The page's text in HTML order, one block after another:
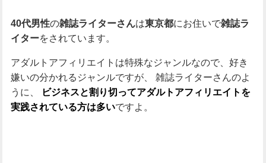
40代男性の雑誌ライターさんは東京都にお住いで雑誌ラ
イターをされています。
アダルトアフィリエイトは特殊なジャンルなので、好き
嫌いの分かれるジャンルですが、
雑誌ライターさんのよ
うに、
ビジネスと割り切ってアダルトアフィリエイトを
実践されている方は多いですよ。